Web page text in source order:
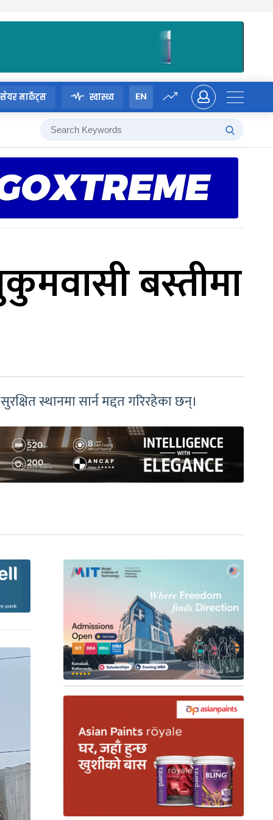
सेयर मार्केट्स स्वास्थ्य EN
बस्तीमा
स्थानमा सार्न मद्दत गरिरहेका छन्।